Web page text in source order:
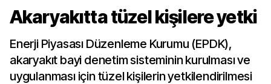
Akaryakıtta tüzel kişilere yetki
Enerji Piyasası Düzenleme Kurumu (EPDK),
akaryakıt bayi denetim sisteminin kurulması ve
uygulanması için tüzel kişilerin yetkilendirilmesi